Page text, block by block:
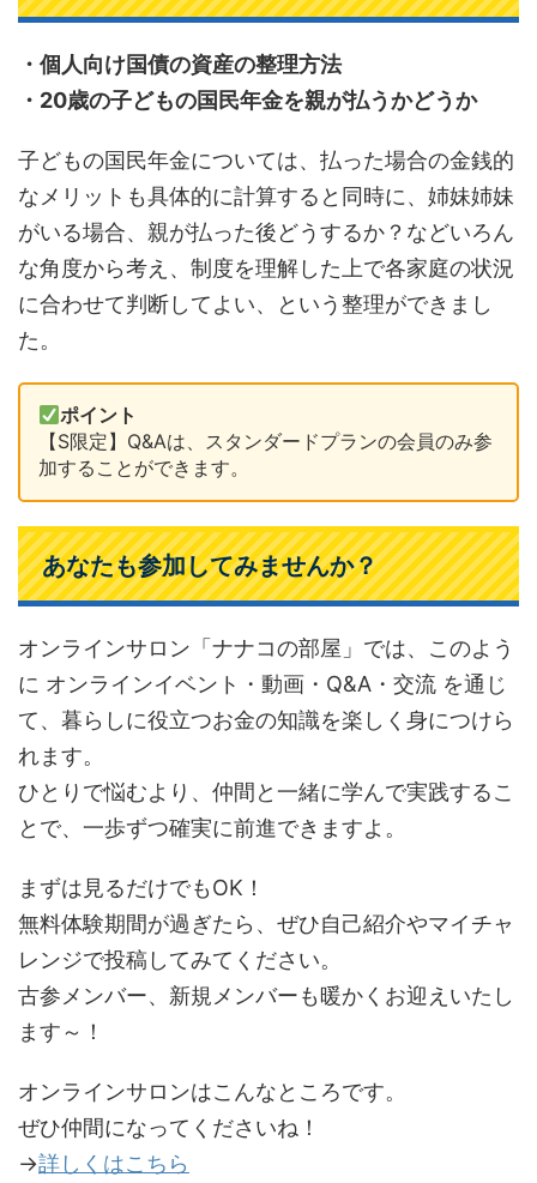
・個人向け国債の資産の整理方法
・20歳の子どもの国民年金を親が払うかどうか
子どもの国民年金については、払った場合の金銭的
なメリットも具体的に計算すると同時に、姉妹姉妹
がいる場合、親が払った後どうするか？などいろん
な角度から考え、制度を理解した上で各家庭の状況
に合わせて判断してよい、という整理ができまし
た。
ポイント
【S限定】Q&Aは、スタンダードプランの会員のみ参
加することができます。
あなたも参加してみませんか？
オンラインサロン「ナナコの部屋」では、このよう
に オンラインイベント・動画・Q&A・交流 を通じ
て、暮らしに役立つお金の知識を楽しく身につけら
れます。
ひとりで悩むより、仲間と一緒に学んで実践するこ
とで、一歩ずつ確実に前進できますよ。
まずは見るだけでもOK！
無料体験期間が過ぎたら、ぜひ自己紹介やマイチャ
レンジで投稿してみてください。
古参メンバー、新規メンバーも暖かくお迎えいたし
ます～！
オンラインサロンはこんなところです。
ぜひ仲間になってくださいね！
→詳しくはこちら